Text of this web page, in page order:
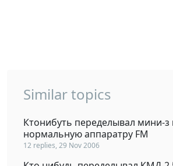
Similar topics
Ктонибуть переделывал мини-з
нормальную аппаратру FM
12 replies, 29 Nov 2006